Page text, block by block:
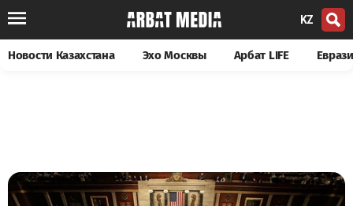
KZ
Новости Казахстана Эхо Москвы Арбат LIFE